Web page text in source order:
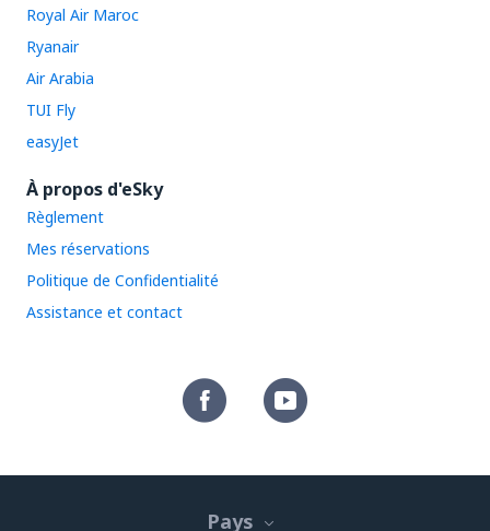
Royal Air Maroc
Ryanair
Air Arabia
TUI Fly
easyJet
À propos d'eSky
Règlement
Mes réservations
Politique de Confidentialité
Assistance et contact
Pays